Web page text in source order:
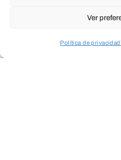
Ver
Política de privacidad
Cuando envíes estarás